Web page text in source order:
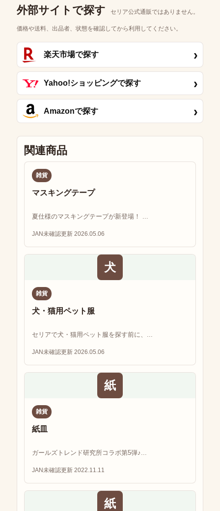
外部サイトで探す セリア公式通販ではありません。
価格や送料、出品者、状態を確認してから利用してください。
楽天市場で探す ›
Yahoo!ショッピングで探す ›
Amazonで探す ›
関連商品
雑貨
マスキングテープ
夏仕様のマスキングテープが新登場！ ...
JAN未確認更新 2026.05.06
犬
雑貨
犬・猫用ペット服
セリアで犬・猫用ペット服を探す前に、...
JAN未確認更新 2026.05.06
紙
雑貨
紙皿
ガールズトレンド研究所コラボ第5弾♪...
JAN未確認更新 2022.11.11
紙